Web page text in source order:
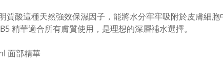
質酸這種天然強效保濕因子，能將水分牢牢吸附於皮膚細
精華適合所有膚質使用，是理想的深層補水選擇。
面部精華